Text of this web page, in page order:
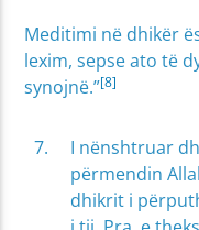
Meditimi në dhikër
lexim, sepse ato të
synojnë.”[8]
I nënshtruar
përmendin
dhikrit i